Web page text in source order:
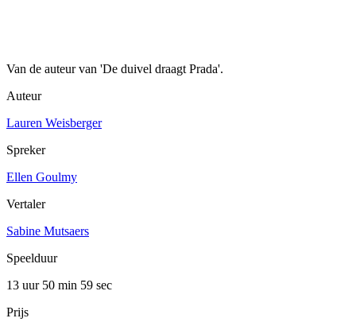
Van de auteur van 'De duivel draagt Prada'.
Auteur
Lauren Weisberger
Spreker
Ellen Goulmy
Vertaler
Sabine Mutsaers
Speelduur
13 uur 50 min 59 sec
Prijs